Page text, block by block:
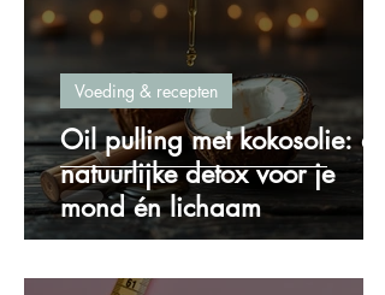
Oil pulling met kokosolie: de
natuurlijke detox voor je
mond én lichaam
Voeding & recepten